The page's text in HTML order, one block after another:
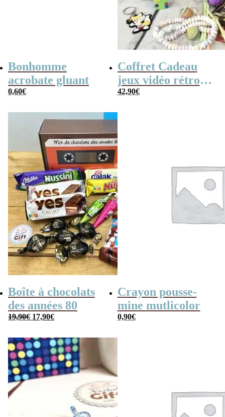
Bonhomme
acrobate gluant
0,60€
Coffret Cadeau
jeux vidéo rétro
(avec sa console de
42,90€
Boîte à chocolats
des années 80
19,90€ Le
était :
19,90€.
17,90€Le
est :
17,90€.
Crayon pousse-
mine mutlicolor
0,90€